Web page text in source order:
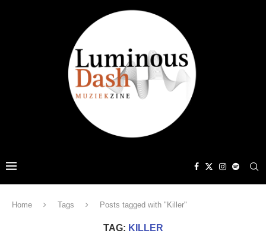
Home Tags Posts tagged with "Killer"
TAG: KILLER